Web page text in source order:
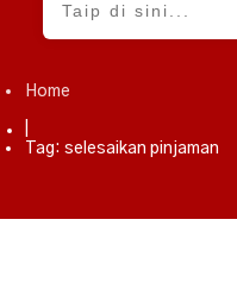
Home
Tag: selesaikan pinjaman